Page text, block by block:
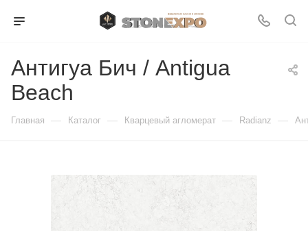
Антигуа Бич / Antigua
Beach
Главная — Каталог — Кварцевый агломерат — Radianz —